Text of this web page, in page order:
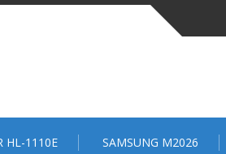
HL-1110E SAMSUNG M2026